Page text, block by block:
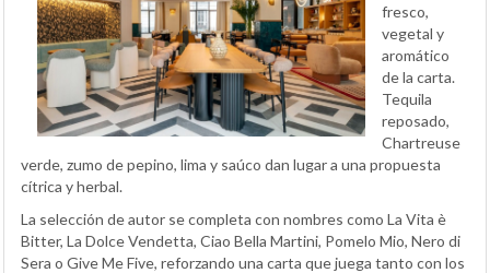
fresco,
vegetal y
aromático
de la carta.
Tequila
reposado,
Chartreuse
verde, zumo de pepino, lima y saúco dan lugar a una propuesta
cítrica y herbal.
La selección de autor se completa con nombres como La Vita è
Bitter, La Dolce Vendetta, Ciao Bella Martini, Pomelo Mio, Nero di
Sera o Give Me Five, reforzando una carta que juega tanto con los